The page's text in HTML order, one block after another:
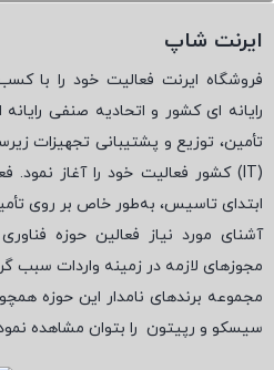
ایرنت شاپ
فروشگاه ایرنت فعالیت خود را با
رایانه ای کشور و اتحادیه صنفی
تأمین، توزیع و پشتیبانی تجهیزات
(
IT) کشور فعالیت خود را آغاز نمود.
ابتدای تاسیس، به‌طور خاص بر روی
آشنای مورد نیاز فعالین حوزه
مجوزهای لازمه در زمینه واردات سبب
مجموعه برندهای نامدار این حوزه
سیسکو و رپیتون را بتوان مشاهده